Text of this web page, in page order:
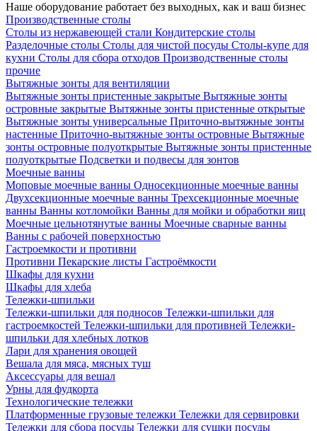
Наше оборудование работает без выходных, как и ваш бизнес
Производственные столы
Столы из нержавеющей стали Кондитерские столы
Разделочные столы Столы для чистой посуды Столы-купе для
кухни Столы для сбора отходов Производственные столы
прочие
Вытяжные зонты для вентиляции
Вытяжные зонты пристенные закрытые Вытяжные зонты
островные закрытые Вытяжные зонты пристенные открытые
Вытяжные зонты универсальные Приточно-вытяжные зонты
настенные Приточно-вытяжные зонты островные Вытяжные
зонты островные полуоткрытые Вытяжные зонты пристенные
полуоткрытые Подсветки и подвесы для зонтов
Моечные ванны
Моповые моечные ванны Односекционные моечные ванны
Двухсекционные моечные ванны Трехсекционные моечные
ванны Ванны котломойки Ванны для мойки и обработки яиц
Моечные цельнотянутые ванны Моечные сварные ванны
Ванны с рабочей поверхностью
Гастроемкости и противни
Противни Пекарские листы Гастроёмкости
Шкафы для кухни
Шкафы для хлеба
Тележки-шпильки
Тележки-шпильки для подносов Тележки-шпильки для
гастроемкостей Тележки-шпильки для противней Тележки-
шпильки для хлебных лотков
Лари для хранения овощей
Вешала для мяса, мясных туш
Аксессуары для вешал
Урны для фудкорта
Технологические тележки
Платформенные грузовые тележки Тележки для сервировки
Тележки для сбора посуды Тележки для сушки посуды